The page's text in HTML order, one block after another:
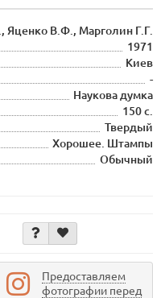
Яценко В.Ф., Марголин Г.Г.
1971
Киев
-
Наукова думка
150 с.
Твердый
Хорошее. Штампы
Обычный
Предоставляем
фотографии перед